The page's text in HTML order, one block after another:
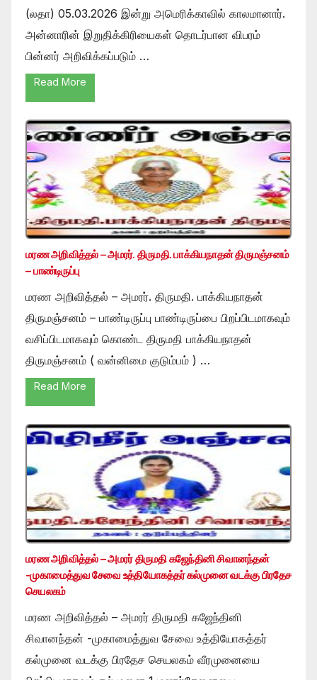
(லதா) 05.03.2026 இன்று அமெரிக்காவில் காலமானார்.
அன்னாரின் இறுதிக்கிரியைகள் தொடர்பான விபரம்
பின்னர் அறிவிக்கப்படும் …
Read More
மரண அறிவித்தல் – அமரர். திருமதி. பாக்கியநாதன் திருமஞ்சனம்
– பாண்டிருப்பு
மரண அறிவித்தல் – அமரர். திருமதி. பாக்கியநாதன்
திருமஞ்சனம் – பாண்டிருப்பு பாண்டிருப்பை பிறப்பிடமாகவும்
வசிப்பிடமாகவும் கொண்ட திருமதி பாக்கியநாதன்
திருமஞ்சனம் ( வன்னிமை குடும்பம் ) …
Read More
மரண அறிவித்தல் – அமரர் திருமதி கஜேந்தினி சிவானந்தன்
-முகாமைத்துவ சேவை உத்தியோகத்தர் கல்முனை வடக்கு பிரதேச
செயலகம்
மரண அறிவித்தல் – அமரர் திருமதி கஜேந்தினி
சிவானந்தன் -முகாமைத்துவ சேவை உத்தியோகத்தர்
கல்முனை வடக்கு பிரதேச செயலகம் வீரமுனையை